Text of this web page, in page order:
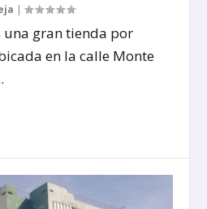
|
una gran tienda por
en la calle Monte